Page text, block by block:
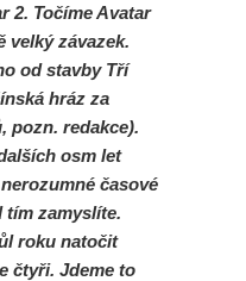
2. Točíme Avatar
velký závazek.
od stavby Tří
hráz za
pozn. redakce).
osm let
časové
tím zamyslíte.
roku natočit
čtyři. Jdeme to